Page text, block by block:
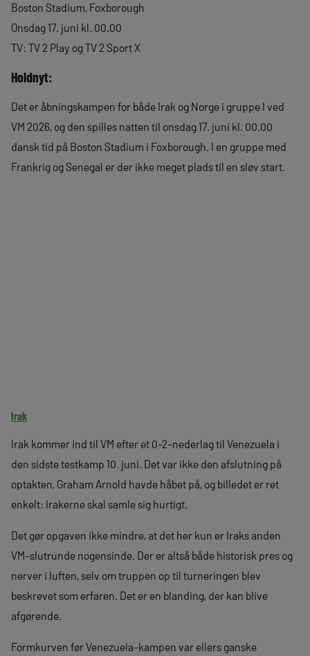
Boston Stadium, Foxborough
Onsdag 17. juni kl. 00.00
TV: TV 2 Play og TV 2 Sport X
Holdnyt:
Det er åbningskampen for både Irak og Norge i gruppe I ved
VM 2026, og den spilles natten til onsdag 17. juni kl. 00.00
dansk tid på Boston Stadium i Foxborough. I en gruppe med
Frankrig og Senegal er der ikke meget plads til en sløv start.
Irak
Irak kommer ind til VM efter et 0-2-nederlag til Venezuela i
den sidste testkamp 10. juni. Det var ikke den afslutning på
optakten, Graham Arnold havde håbet på, og billedet er ret
enkelt: Irakerne skal samle sig hurtigt.
Det gør opgaven ikke mindre, at det her kun er Iraks anden
VM-slutrunde nogensinde. Der er altså både historisk pres og
nerver i luften, selv om truppen op til turneringen blev
beskrevet som erfaren. Det er en blanding, der kan blive
afgørende.
Formkurven før Venezuela-kampen var ellers ganske